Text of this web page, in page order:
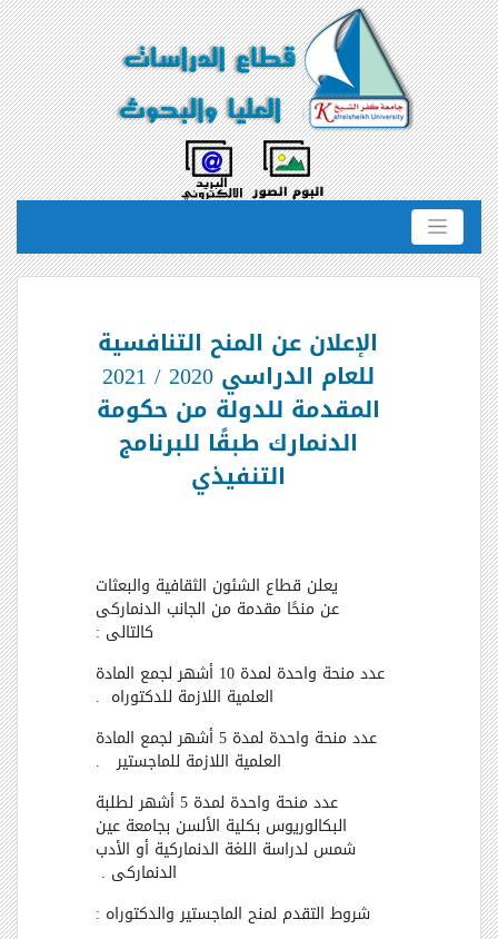
الإعلان عن المنح التنافسية
للعام الدراسي 2020 / 2021
المقدمة للدولة من حكومة
الدنمارك طبقًا للبرنامج
التنفيذي
يعلن قطاع الشئون الثقافية والبعثات
عن منحًا مقدمة من الجانب الدنماركى
كالتالى :
عدد منحة واحدة لمدة 10 أشهر لجمع المادة
العلمية اللازمة للدكتوراه .
عدد منحة واحدة لمدة 5 أشهر لجمع المادة
العلمية اللازمة للماجستير .
عدد منحة واحدة لمدة 5 أشهر لطلبة
البكالوريوس بكلية الألسن بجامعة عين
شمس لدراسة اللغة الدنماركية أو الأدب
الدنماركى .
شروط التقدم لمنح الماجستير والدكتوراه :